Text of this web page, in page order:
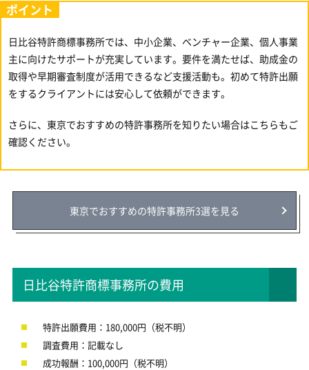
ポイント
日比谷特許商標事務所では、中小企業、ベンチャー企業、個人事業
主に向けたサポートが充実しています。要件を満たせば、助成金の
取得や早期審査制度が活用できるなど支援活動も。初めて特許出願
をするクライアントには安心して依頼ができます。
さらに、東京でおすすめの特許事務所を知りたい場合はこちらもご
確認ください。
東京でおすすめの特許事務所3選を見る
日比谷特許商標事務所の費用
特許出願費用：180,000円（税不明）
調査費用：記載なし
成功報酬：100,000円（税不明）